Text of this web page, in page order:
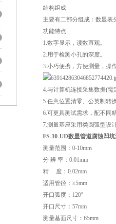
结构组成
主要有二部分组成：数显表
功能特点
1.数字显示，读数直观。
2.用于检测小孔的深度。
3.小巧便携，方便测量，操
4.与计算机连接采集数据(需
5.任意位置清零、公英制转
6.可更具测试需求，配不同
7.测量基座采用类圆弧型设
FS-10-UD数显管道腐蚀凹
测量范围：0-10mm
分 辨 率：0.01mm
精 度：0.02mm
适用管径：≥5mm
开口弧度：120°
开口尺寸：57mm
测量基面尺寸：65mm